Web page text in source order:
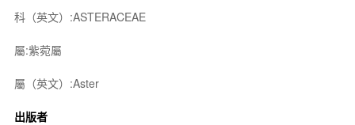
科（英文）:ASTERACEAE
屬:紫菀屬
屬（英文）:Aster
出版者